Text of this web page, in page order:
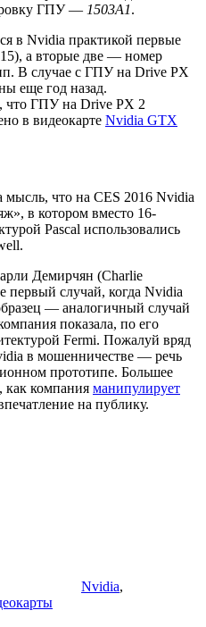
ГПУ — 1503A1.
в Nvidia практикой первые
а вторые две — номер
В случае с ГПУ на Drive PX
еще год назад.
что ГПУ на Drive PX 2
в видеокарте Nvidia GTX
мысль, что на CES 2016 Nvidia
в котором вместо 16-
Pascal использовались
Демирчян (Charlie
первый случай, когда Nvidia
— аналогичный случай
показала, по его
Fermi. Пожалуй вряд
в мошенничестве — речь
прототипе. Большее
как компания манипулирует
на публику.
Nvidia,